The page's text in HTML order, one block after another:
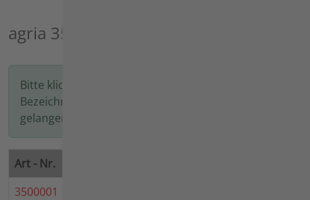
agria 3500
Bitte klicken Sie auf die Artikelnummer oder
Bezeichnung, um in den nächsten Schritt zu
gelangen.
Art - Nr.
3500001